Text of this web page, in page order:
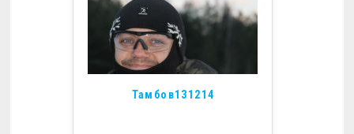
Тамбов131214